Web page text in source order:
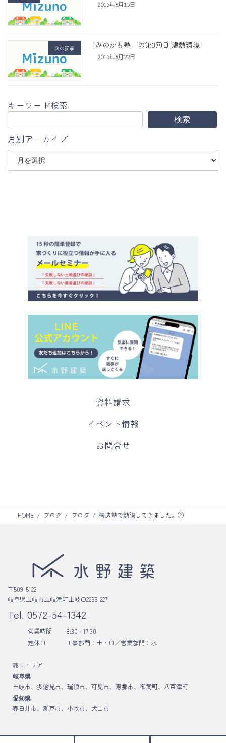
2015年6月15日
次の記事 「みのかも塾」の第3回目 温熱環境
2015年6月22日
キーワード検索
検索
月別アーカイブ
ア
カ
資料請求
イベント情報
お問合せ
HOME ブログ ブログ 構造塾で勉強してきました。②
〒509-5122
岐阜県土岐市土岐津町土岐口2255-227
Tel. 0572-54-1342
営業時間
8:30 - 17:30
定休日
工事部門：土・日／営業部門：水
施工エリア
岐阜県
土岐市、多治見市、瑞浪市、可児市、恵那市、御嵩町、八百津町
愛知県
春日井市、瀬戸市、小牧市、犬山市